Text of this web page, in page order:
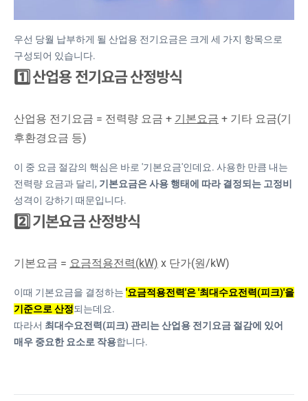
우선 당월 납부하게 될 산업용 전기요금은 크게 세 가지 항목으로
구성되어 있습니다.
1️⃣ 산업용 전기요금 산정방식
산업용 전기요금 = 전력량 요금 + 기본요금 + 기타 요금(기
후환경요금 등)
이 중 요금 절감의 핵심은 바로 '기본요금'인데요. 사용한 만큼 내는
전력량 요금과 달리, 기본요금은 사용 행태에 따라 결정되는 고정비
성격이 강하기 때문입니다.
2️⃣ 기본요금 산정방식
기본요금 = 요금적용전력(kW) x 단가(원/kW)
이때 기본요금을 결정하는 '요금적용전력'은 '최대수요전력(피크)'을
기준으로 산정되는데요.
따라서 최대수요전력(피크) 관리는 산업용 전기요금 절감에 있어
매우 중요한 요소로 작용합니다.